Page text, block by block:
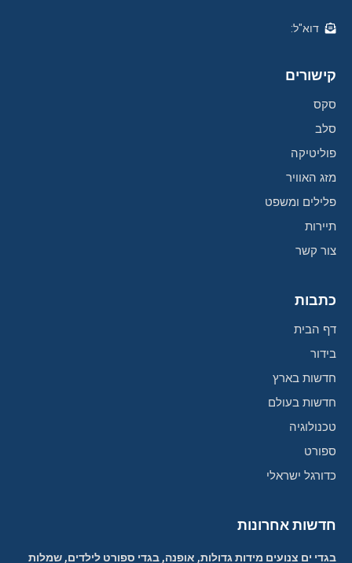
דוא"ל:
קישורים
סקס
סלב
פוליטיקה
מזג האוויר
פלילים ומשפט
תיירות
צור קשר
כתבות
דף הבית
בידור
חדשות בארץ
חדשות בעולם
טכנולוגיה
ספורט
כדורגל ישראלי
חדשות אחרונות
בגדי ים צנועים מידות גדולות, אופנה, בגדי ספורט לילדים, שמלות